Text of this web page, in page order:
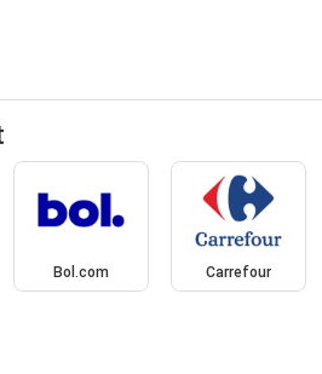
Bol.com Carrefour